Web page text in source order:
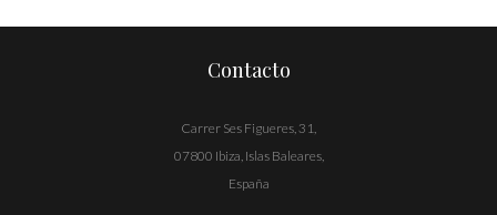
Contacto
Carrer Ses Figueres, 31,
07800 Ibiza, Islas Baleares,
España